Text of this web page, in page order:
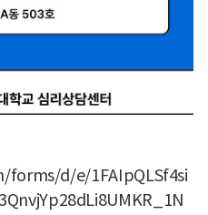
forms/d/e/1FAIpQLSf4si